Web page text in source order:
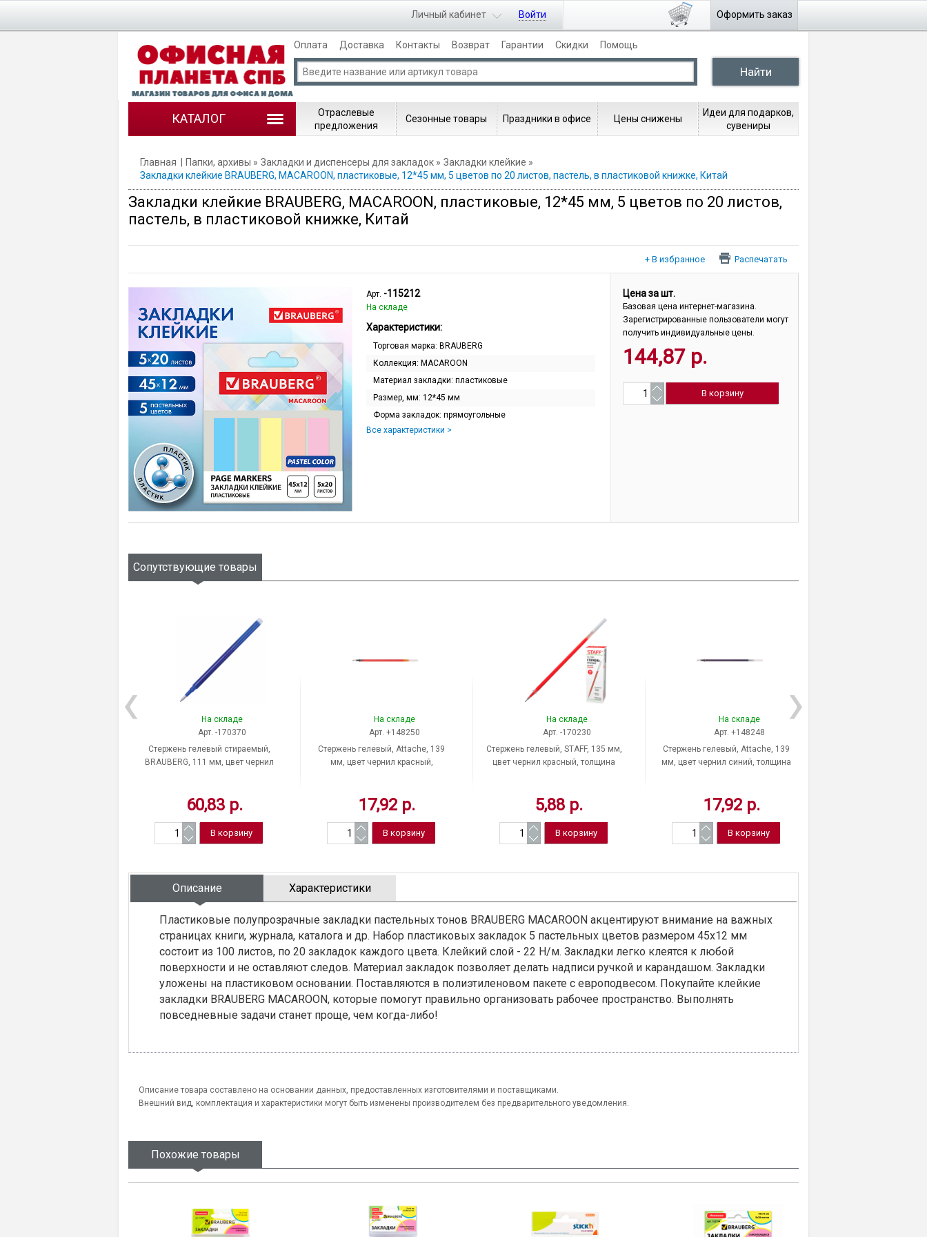
Оформить заказ
Войти
Личный кабинет
Оплата Доставка Контакты Возврат Гарантии Скидки Помощь
КАТАЛОГ
Отраслевые
предложения
Сезонные товары Праздники в офисе Цены снижены
Идеи для подарков,
сувениры
Главная Папки, архивы Закладки и диспенсеры для закладок
Закладки клейкие
Закладки клейкие BRAUBERG, MACAROON, пластиковые, 12*45 мм, 5 цветов по 20 листов, пастель, в пластиковой книжке, Китай
Закладки клейкие BRAUBERG, MACAROON, пластиковые, 12*45 мм, 5 цветов по 20 листов,
пастель, в пластиковой книжке, Китай
Распечатать
Арт. -115212
На складе
Характеристики:
Торговая марка: BRAUBERG
Коллекция: MACAROON
Материал закладки: пластиковые
Размер, мм: 12*45 мм
Форма закладок: прямоугольные
Все характеристики >
Цена за шт.
Базовая цена интернет-магазина.
Зарегистрированные пользователи могут
получить индивидуальные цены.
144,87 р.
Сопутствующие товары
На складе
Арт. -170370
Стержень гелевый стираемый,
BRAUBERG, 111 мм, цвет чернил
170370, Китай
60,83 р.
На складе
Арт. +148250
Стержень гелевый, Attache, 139
мм, цвет чернил красный,
17,92 р.
На складе
Арт. -170230
Стержень гелевый, STAFF, 135 мм,
цвет чернил красный, толщина
5,88 р.
На складе
Арт. +148248
Стержень гелевый, Attache, 139
мм, цвет чернил синий, толщина
17,92 р.
Описание Характеристики
Пластиковые полупрозрачные закладки пастельных тонов BRAUBERG MACAROON акцентируют внимание на важных
страницах книги, журнала, каталога и др. Набор пластиковых закладок 5 пастельных цветов размером 45х12 мм
состоит из 100 листов, по 20 закладок каждого цвета. Клейкий слой - 22 Н/м. Закладки легко клеятся к любой
поверхности и не оставляют следов. Материал закладок позволяет делать надписи ручкой и карандашом. Закладки
уложены на пластиковом основании. Поставляются в полиэтиленовом пакете с европодвесом. Покупайте клейкие
закладки BRAUBERG MACAROON, которые помогут правильно организовать рабочее пространство. Выполнять
повседневные задачи станет проще, чем когда-либо!
Описание товара составлено на основании данных, предоставленных изготовителями и поставщиками.
Внешний вид, комплектация и характеристики могут быть изменены производителем без предварительного уведомления.
Похожие товары